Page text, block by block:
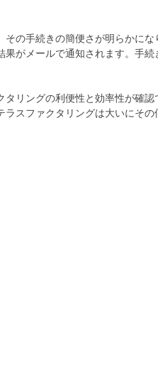
の手続きの簡便さが明らかにな
がメールで通知されます。手
リングの利便性と効率性が確
スファクタリングは大いにその